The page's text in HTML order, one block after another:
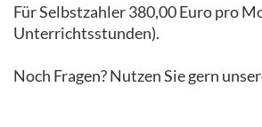
Für Selbstzahler 380,00 Euro pro
Unterrichtsstunden).
Noch Fragen? Nutzen Sie gern